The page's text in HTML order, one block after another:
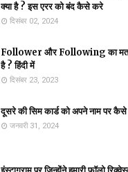
क्या है ? इस एरर को बंद कैसे करे
दिसंबर 02, 2024
Follower और Following का
है ? हिंदी में
दिसंबर 23, 2023
दूसरे की सिम कार्ड को अपने नाम पर
जनवरी 31, 2024